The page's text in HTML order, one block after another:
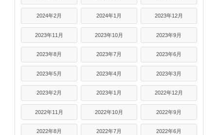
2024年2月 2024年1月 2023年12月
2023年11月 2023年10月 2023年9月
2023年8月 2023年7月 2023年6月
2023年5月 2023年4月 2023年3月
2023年2月 2023年1月 2022年12月
2022年11月 2022年10月 2022年9月
2022年8月 2022年7月 2022年6月